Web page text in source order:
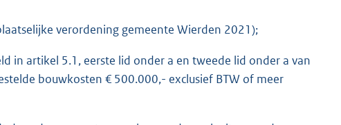
verordening gemeente Wierden 2021);
in artikel 5.1, eerste lid onder a en tweede lid onder a van
bouwkosten € 500.000,- exclusief BTW of meer